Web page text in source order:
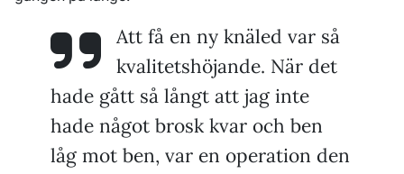
Att få en ny knäled var så
kvalitetshöjande. När det
hade gått så långt att jag inte
hade något brosk kvar och ben
låg mot ben, var en operation den